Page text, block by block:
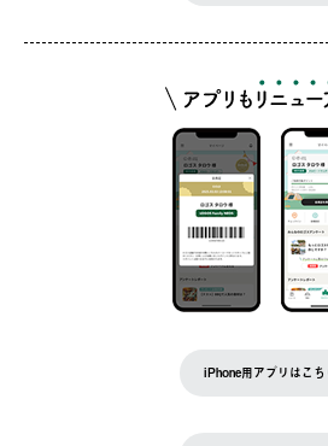
iPhone用アプリはこち